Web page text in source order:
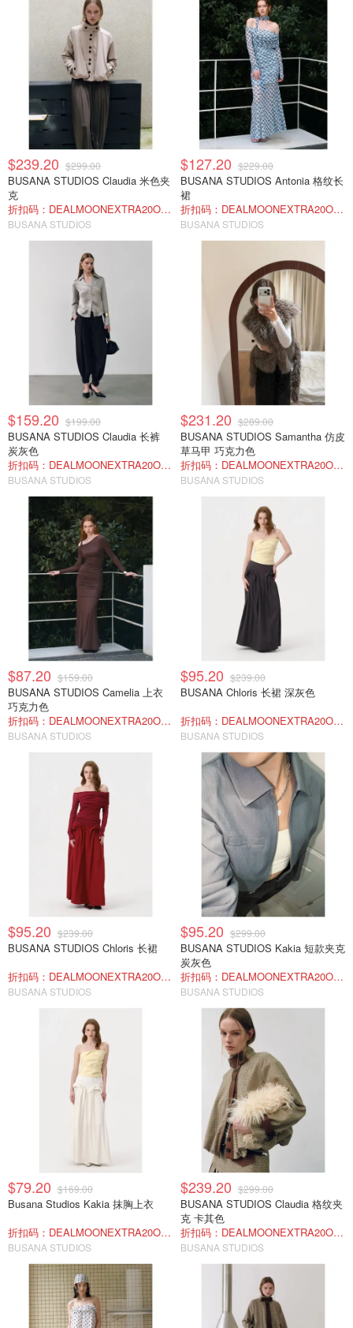
$239.20 $299.00
BUSANA STUDIOS Claudia 米色夹
克
折扣码：DEALMOONEXTRA20OFF
BUSANA STUDIOS
$127.20 $229.00
BUSANA STUDIOS Antonia 格纹长
裙
折扣码：DEALMOONEXTRA20OFF
BUSANA STUDIOS
$159.20 $199.00
BUSANA STUDIOS Claudia 长裤
炭灰色
折扣码：DEALMOONEXTRA20OFF
BUSANA STUDIOS
$231.20 $289.00
BUSANA STUDIOS Samantha 仿皮
草马甲 巧克力色
折扣码：DEALMOONEXTRA20OFF
BUSANA STUDIOS
$87.20 $159.00
BUSANA STUDIOS Camelia 上衣
巧克力色
折扣码：DEALMOONEXTRA20OFF
BUSANA STUDIOS
$95.20 $239.00
BUSANA Chloris 长裙 深灰色
折扣码：DEALMOONEXTRA20OFF
BUSANA STUDIOS
$95.20 $239.00
BUSANA STUDIOS Chloris 长裙
折扣码：DEALMOONEXTRA20OFF
BUSANA STUDIOS
$95.20 $299.00
BUSANA STUDIOS Kakia 短款夹克
炭灰色
折扣码：DEALMOONEXTRA20OFF
BUSANA STUDIOS
$79.20 $169.00
Busana Studios Kakia 抹胸上衣
折扣码：DEALMOONEXTRA20OFF
BUSANA STUDIOS
$239.20 $299.00
BUSANA STUDIOS Claudia 格纹夹
克 卡其色
折扣码：DEALMOONEXTRA20OFF
BUSANA STUDIOS